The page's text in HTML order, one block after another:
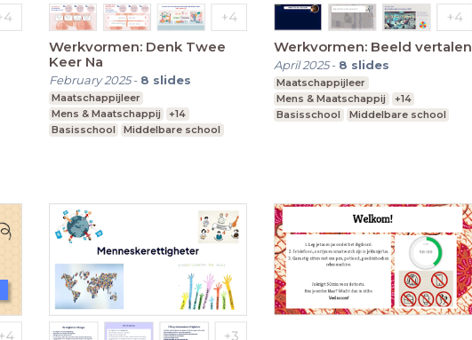
Werkvormen: Denk Twee
Keer Na
February 2025- 8 slides
Maatschappijleer
Mens & Maatschappij
+14
Basisschool
Middelbare school
Werkvormen: Beeld vertalen
April 2025- 8 slides
Maatschappijleer
Mens & Maatschappij
+14
Basisschool
Middelbare school